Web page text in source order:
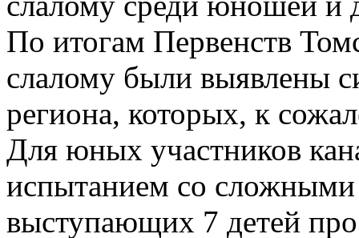
По итогам Первенств
слалому были выявлены
региона, которых, к
Для юных участников
испытанием со сложными
выступающих 7 детей